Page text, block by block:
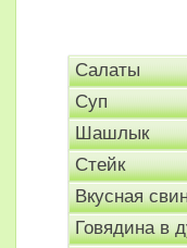
Салаты
Суп
Шашлык
Стейк
Вкусная
Говядина в